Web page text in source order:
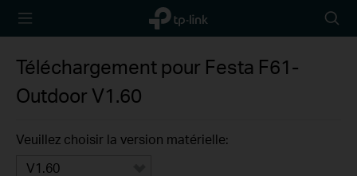
TP-Link,
Reliably
icon
Téléchargement pour Festa F61-
Outdoor V1.60
Veuillez choisir la version matérielle:
V1.60